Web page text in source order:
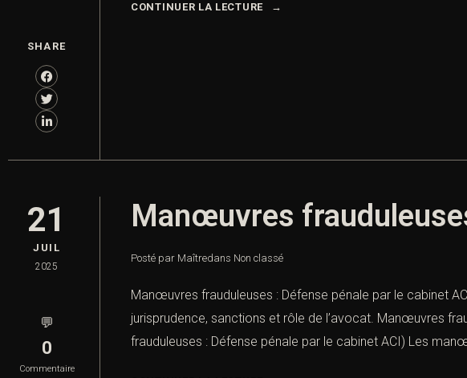
SHARE
CONTINUER LA LECTURE
21
JUIL
2025
💬
0
Commentaire
Manœuvres
Posté par Maîtredans Non classé
Manœuvres frauduleuses : Défense pénale par le cabinet
jurisprudence, sanctions et rôle de l’avocat. Manœuvres
frauduleuses : Défense pénale par le cabinet ACI) Les